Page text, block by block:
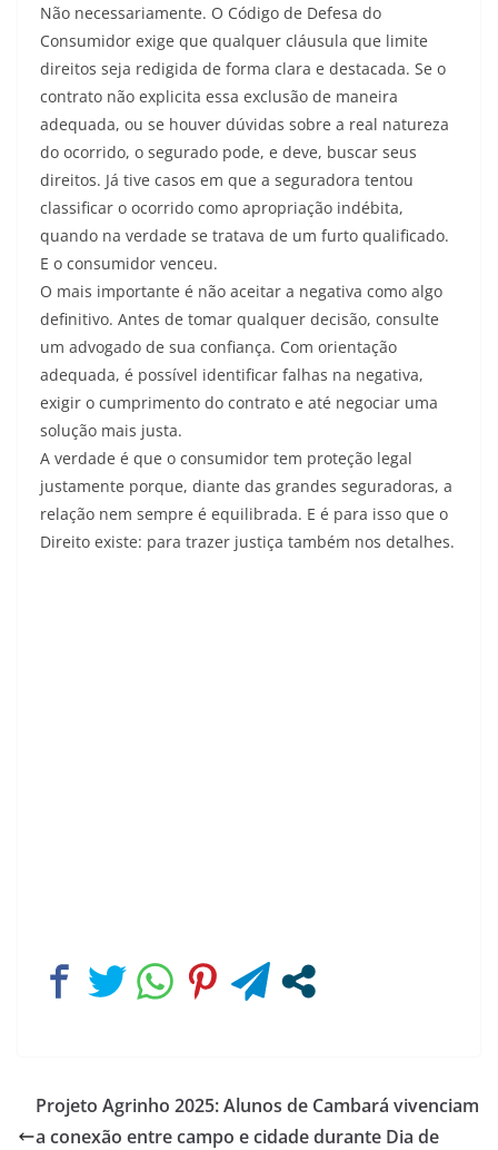
Não necessariamente. O Código de Defesa do
Consumidor exige que qualquer cláusula que limite
direitos seja redigida de forma clara e destacada. Se o
contrato não explicita essa exclusão de maneira
adequada, ou se houver dúvidas sobre a real natureza
do ocorrido, o segurado pode, e deve, buscar seus
direitos. Já tive casos em que a seguradora tentou
classificar o ocorrido como apropriação indébita,
quando na verdade se tratava de um furto qualificado.
E o consumidor venceu.
O mais importante é não aceitar a negativa como algo
definitivo. Antes de tomar qualquer decisão, consulte
um advogado de sua confiança. Com orientação
adequada, é possível identificar falhas na negativa,
exigir o cumprimento do contrato e até negociar uma
solução mais justa.
A verdade é que o consumidor tem proteção legal
justamente porque, diante das grandes seguradoras, a
relação nem sempre é equilibrada. E é para isso que o
Direito existe: para trazer justiça também nos detalhes.
Projeto Agrinho 2025: Alunos de Cambará vivenciam
a conexão entre campo e cidade durante Dia de